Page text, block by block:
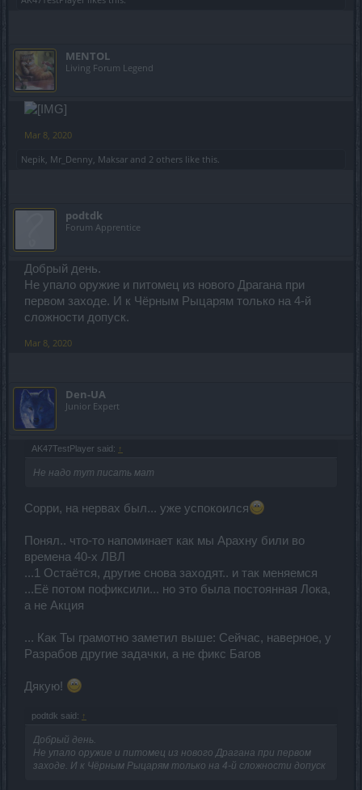
MENTOL
Living Forum Legend
Mar 8, 2020
Nepik, Mr_Denny, Maksar and 2 others like this.
podtdk
Forum Apprentice
Добрый день.
Не упало оружие и питомец из нового Драгана при
первом заходе. И к Чёрным Рыцарям только на 4-й
сложности допуск.
Mar 8, 2020
Den-UA
Junior Expert
AK47TestPlayer said: ↑
Не надо тут писать мат
Сорри, на нервах был... уже успокоился
Понял.. что-то напоминает как мы Арахну били во
времена 40-х ЛВЛ
...1 Остаётся, другие снова заходят.. и так меняемся
...Её потом пофиксили... но это была постоянная Лока,
а не Акция
... Как Ты грамотно заметил выше: Сейчас, наверное, у
Разрабов другие задачки, а не фикс Багов
Дякую!
podtdk said: ↑
Добрый день.
Не упало оружие и питомец из нового Драгана при первом
заходе. И к Чёрным Рыцарям только на 4-й сложности допуск